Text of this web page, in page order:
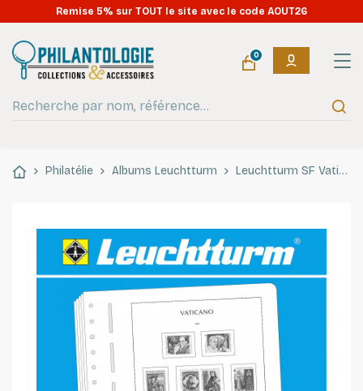
Remise 5% sur TOUT le site avec le code AOUT26
0
Philatélie Albums Leuchtturm Leuchtturm SF Vatican